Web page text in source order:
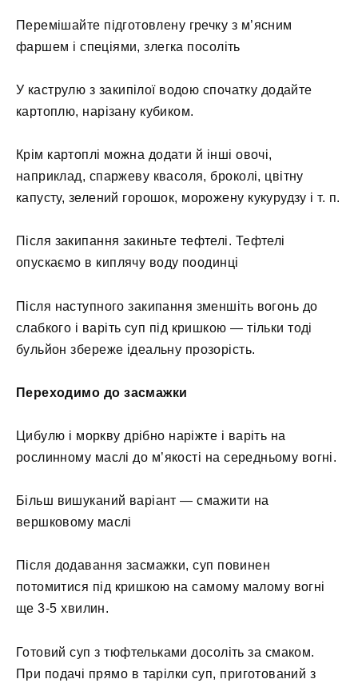
Перемішайте підготовлену гречку з м’ясним
фаршем і спеціями, злегка посоліть
У каструлю з закипілої водою спочатку додайте
картоплю, нарізану кубиком.
Крім картоплі можна додати й інші овочі,
наприклад, спаржеву квасоля, броколі, цвітну
капусту, зелений горошок, морожену кукурудзу і т. п.
Після закипання закиньте тефтелі. Тефтелі
опускаємо в киплячу воду поодинці
Після наступного закипання зменшіть вогонь до
слабкого і варіть суп під кришкою — тільки тоді
бульйон збереже ідеальну прозорість.
Переходимо до засмажки
Цибулю і моркву дрібно наріжте і варіть на
рослинному маслі до м’якості на середньому вогні.
Більш вишуканий варіант — смажити на
вершковому маслі
Після додавання засмажки, суп повинен
потомитися під кришкою на самому малому вогні
ще 3-5 хвилин.
Готовий суп з тюфтельками досоліть за смаком.
При подачі прямо в тарілки суп, приготований з